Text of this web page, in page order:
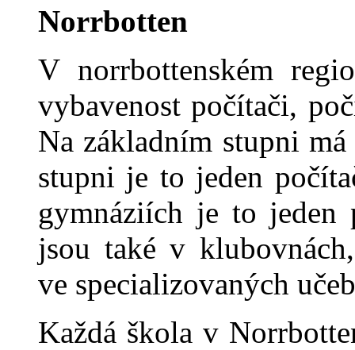
Norrbotten
V norrbottenském
vybavenost počítači,
Na základním stupni
stupni je to jeden
gymnáziích je to jeden
jsou také v
ve specializovaných
Každá škola v